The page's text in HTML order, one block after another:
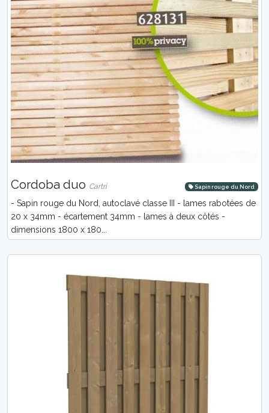
Cordoba duo Cartri Sapin rouge du Nord
- Sapin rouge du Nord, autoclavé classe III - lames rabotées de
20 x 34mm - écartement 34mm - lames à deux côtés -
dimensions 1800 x 180...